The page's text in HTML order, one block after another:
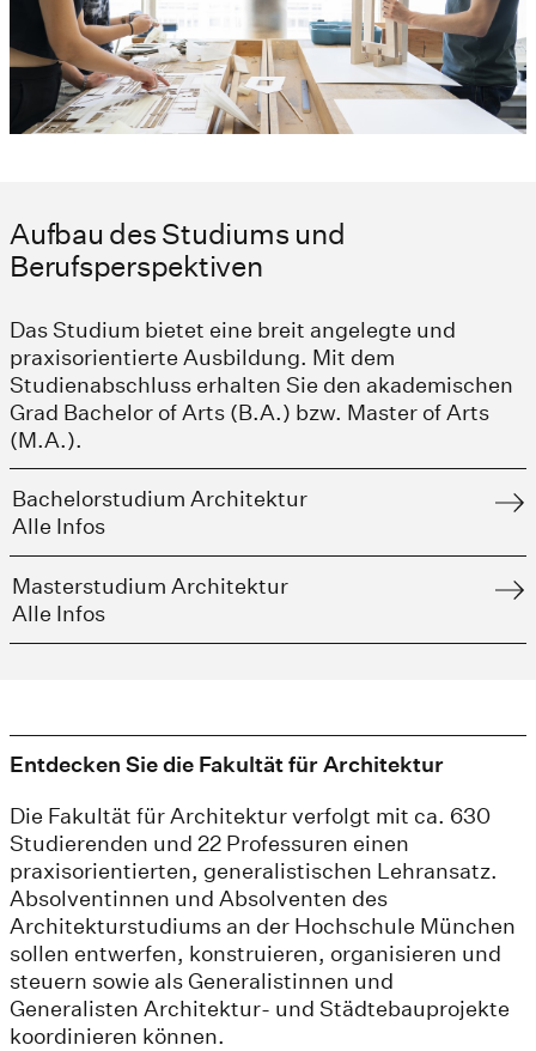
Aufbau des Studiums und
Berufsperspektiven
Das Studium bietet eine breit angelegte und
praxisorientierte Ausbildung. Mit dem
Studienabschluss erhalten Sie den akademischen
Grad Bachelor of Arts (B.A.) bzw. Master of Arts
(M.A.).
Bachelorstudium Architektur
Alle Infos
Masterstudium Architektur
Alle Infos
Entdecken Sie die Fakultät für Architektur
Die Fakultät für Architektur verfolgt mit ca. 630
Studierenden und 22 Professuren einen
praxisorientierten, generalistischen Lehransatz.
Absolventinnen und Absolventen des
Architekturstudiums an der Hochschule München
sollen entwerfen, konstruieren, organisieren und
steuern sowie als Generalistinnen und
Generalisten Architektur- und Städtebauprojekte
koordinieren können.